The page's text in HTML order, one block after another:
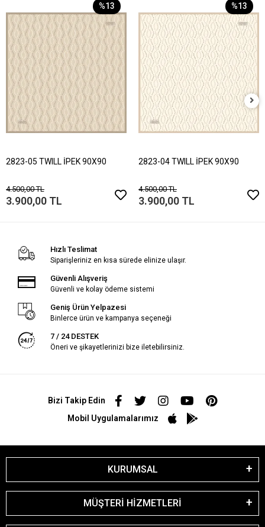
%13
2823-05 TWILL İPEK 90X90
4.500,00 TL
3.900,00 TL
%13
2823-04 TWILL İPEK 90X90
4.500,00 TL
3.900,00 TL
Hızlı Teslimat
Siparişleriniz en kısa sürede elinize ulaşır.
Güvenli Alışveriş
Güvenli ve kolay ödeme sistemi
Geniş Ürün Yelpazesi
Binlerce ürün ve kampanya seçeneği
7 / 24 DESTEK
Öneri ve şikayetlerinizi bize iletebilirsiniz.
Bizi Takip Edin
Mobil Uygulamalarımız
KURUMSAL
MÜŞTERİ HİZMETLERİ